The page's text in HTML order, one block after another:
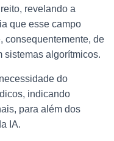
revelando a
que esse campo
consequentemente, de
sistemas algorítmicos.
do
indicando
para além dos
IA.